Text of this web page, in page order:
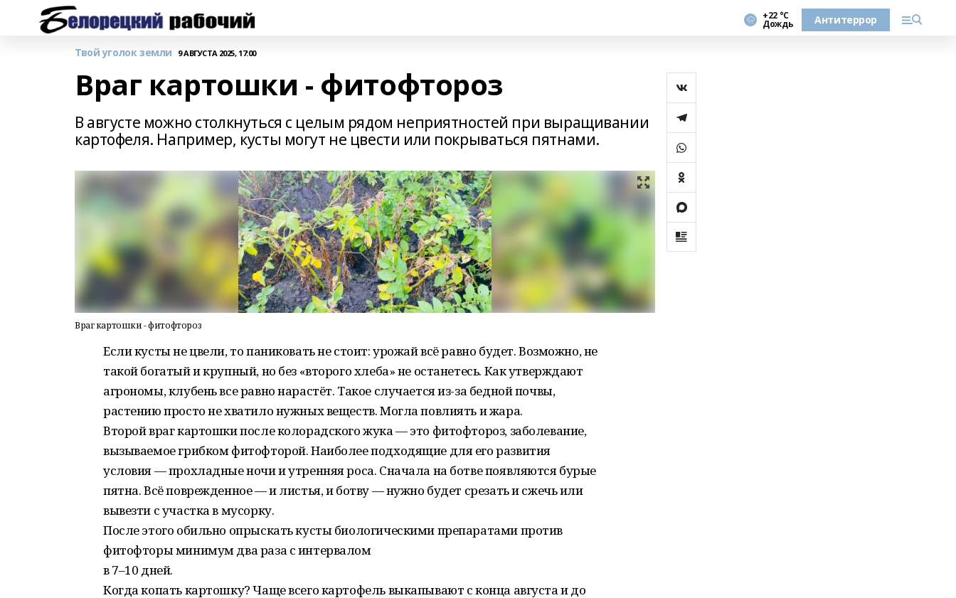
+22 °С
Дождь Антитеррор
Твой уголок земли 9 АВГУСТА 2025, 17:00
Враг картошки - фитофтороз
В августе можно столкнуться с целым рядом неприятностей при выращивании
картофеля. Например, кусты могут не цвести или покрываться пятнами.
Враг картошки - фитофтороз
Если кусты не цвели, то паниковать не стоит: урожай всё равно будет. Возможно, не
такой богатый и крупный, но без «второго хлеба» не останетесь. Как утверждают
агрономы, клубень все равно нарастёт. Такое случается из-за бедной почвы,
растению просто не хватило нужных веществ. Могла повлиять и жара.
Второй враг картошки после колорадского жука — это фитофтороз, заболевание,
вызываемое грибком фитофторой. Наиболее подходящие для его развития
условия — прохладные ночи и утренняя роса. Сначала на ботве появляются бурые
пятна. Всё поврежденное — и листья, и ботву — нужно будет срезать и сжечь или
вывезти с участка в мусорку.
После этого обильно опрыскать кусты биологическими препаратами против
фитофторы минимум два раза с интервалом
в 7–10 дней.
Когда копать картошку? Чаще всего картофель выкапывают с конца августа и до